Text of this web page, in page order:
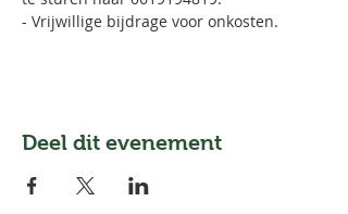
- Vrijwillige bijdrage voor onkosten.
Deel dit evenement